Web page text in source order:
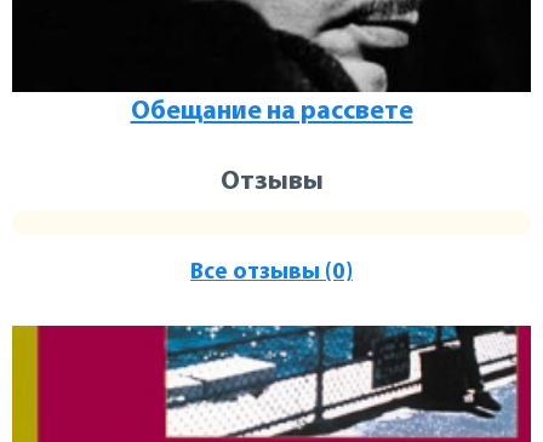
Обещание на рассвете
Отзывы
Все отзывы (0)